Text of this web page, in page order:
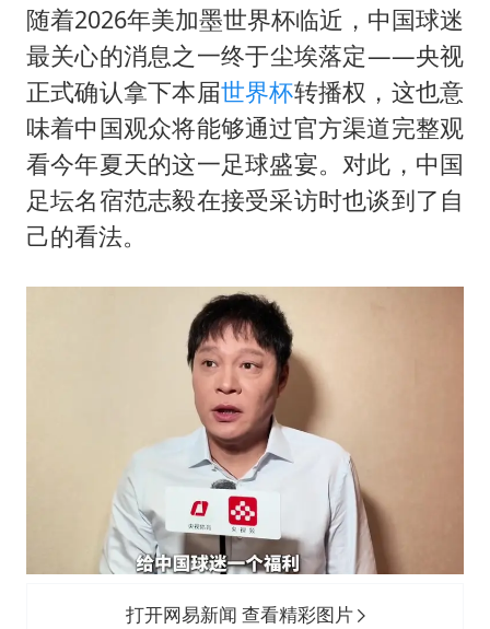
多所高校取消艺考
云南一地村民过火把节意外灼伤16人
店主称换“青海拉面”招牌后生意更好
上半年国内居民出游人次34.63亿
22岁女生独闯南太行失联12天
习近平心系体育强国建设
随着2026年美加墨世界杯临近，中国球迷
最关心的消息之一终于尘埃落定——央视
正式确认拿下本届世界杯转播权，这也意
味着中国观众将能够通过官方渠道完整观
看今年夏天的这一足球盛宴。对此，中国
足坛名宿范志毅在接受采访时也谈到了自
己的看法。
打开网易新闻 查看精彩图片